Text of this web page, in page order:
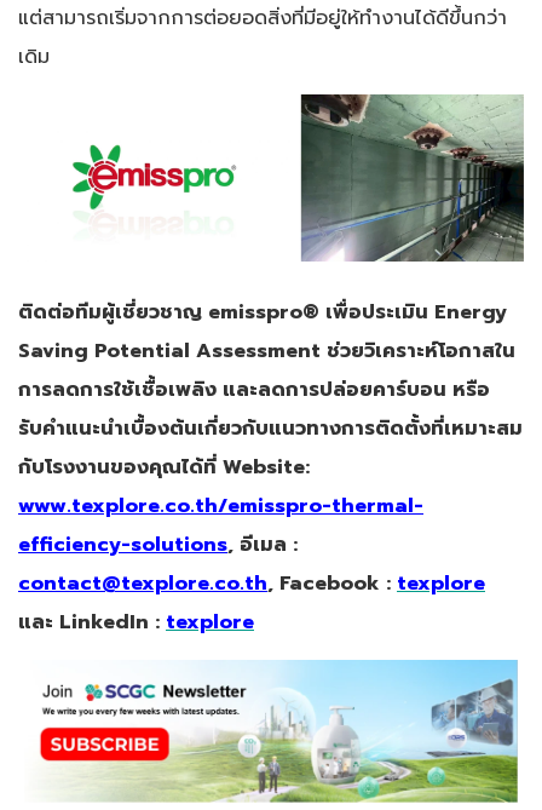
แต่สามารถเริ่มจากการต่อยอดสิ่งที่มีอยู่ให้ทำงานได้ดีขึ้นกว่า
เดิม
ติดต่อทีมผู้เชี่ยวชาญ emisspro® เพื่อประเมิน Energy
Saving Potential Assessment ช่วยวิเคราะห์โอกาสใน
การลดการใช้เชื้อเพลิง และลดการปล่อยคาร์บอน หรือ
รับคำแนะนำเบื้องต้นเกี่ยวกับแนวทางการติดตั้งที่เหมาะสม
กับโรงงานของคุณได้ที่ Website:
www.texplore.co.th/emisspro-thermal-
efficiency-solutions, อีเมล :
contact@texplore.co.th, Facebook : texplore
และ LinkedIn : texplore